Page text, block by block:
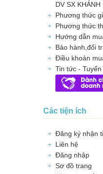
DV SX KHÁNH
Phương thức
Phương thức
Hướng dẫn
Bảo hành,đổi
Điều khoản
Tin tức - Tuyển
Các tiện ích
Đăng ký nhận
Liên hệ
Đăng nhập
Sơ đồ trang